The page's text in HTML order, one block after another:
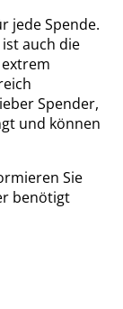
jede Spende.
auch die
Spender,
und können
Sie
benötigt